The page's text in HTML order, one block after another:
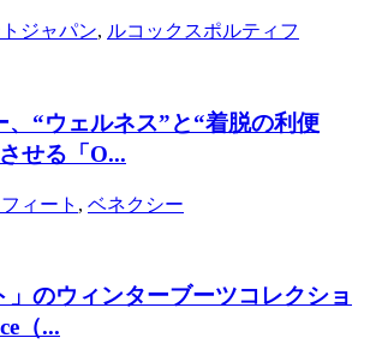
ジャパン, ルコックスポルティフ
、“ウェルネス”と“着脱の利便
せる「O...
ィート , ベネクシー
」のウィンターブーツコレクショ
（...